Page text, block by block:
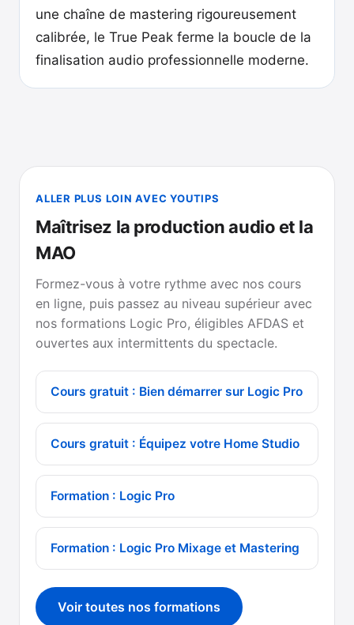
une chaîne de mastering rigoureusement
calibrée, le True Peak ferme la boucle de la
finalisation audio professionnelle moderne.
ALLER PLUS LOIN AVEC YOUTIPS
Maîtrisez la production audio et la
MAO
Formez-vous à votre rythme avec nos cours
en ligne, puis passez au niveau supérieur avec
nos formations Logic Pro, éligibles AFDAS et
ouvertes aux intermittents du spectacle.
Cours gratuit : Bien démarrer sur Logic Pro
Cours gratuit : Équipez votre Home Studio
Formation : Logic Pro
Formation : Logic Pro Mixage et Mastering
Voir toutes nos formations